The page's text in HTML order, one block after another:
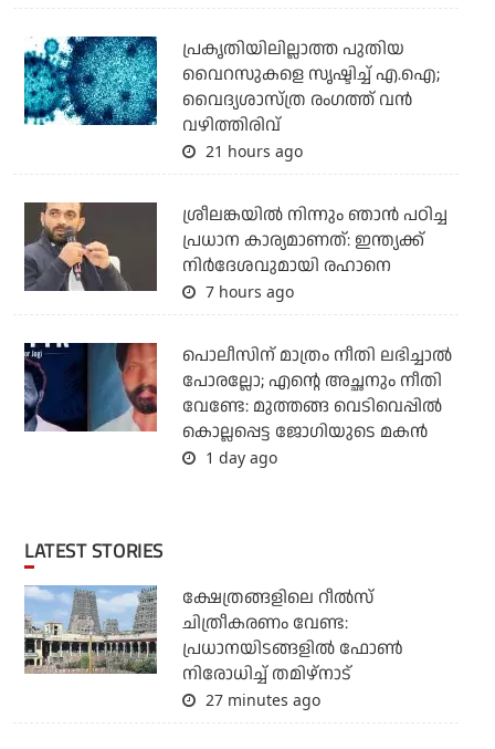
പ്രകൃതിയിലില്ലാത്ത പുതിയ
വൈറസുകളെ സൃഷ്ടിച്ച് എ.ഐ;
വൈദ്യശാസ്ത്ര രംഗത്ത് വന്‍
വഴിത്തിരിവ്
21 hours ago
ശ്രീലങ്കയില്‍ നിന്നും ഞാന്‍ പഠിച്ച
പ്രധാന കാര്യമാണത്: ഇന്ത്യക്ക്
നിര്‍ദേശവുമായി രഹാനെ
7 hours ago
പൊലീസിന് മാത്രം നീതി ലഭിച്ചാല്‍
പോരല്ലോ; എന്റെ അച്ഛനും നീതി
വേണ്ടേ: മുത്തങ്ങ വെടിവെപ്പില്‍
കൊല്ലപ്പെട്ട ജോഗിയുടെ മകന്‍
1 day ago
LATEST STORIES
ക്ഷേത്രങ്ങളിലെ റീല്‍സ്
ചിത്രീകരണം വേണ്ട:
പ്രധാനയിടങ്ങളില്‍ ഫോണ്‍
നിരോധിച്ച് തമിഴ്‌നാട്
27 minutes ago